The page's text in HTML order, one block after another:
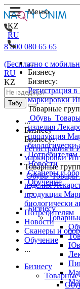
KZ
RU
...
Бизнесу
Бизнесу:
Регистрация
маркировки
Товарные
Обувь
изделия
продукция
Потребителям
Новости
Сканеры и
Обучение
...
Бизнесу
8 800 080 65 65
(Бесплатно с
RU
KZ
Табу
...
Бизнесу
Бизнесу:
Регистрация
маркировки
Товарные
ОбувьТовары
изделия
продукция
биологически
Потребителям
Новости
Сканеры и
Обучение
...
Бизнесу